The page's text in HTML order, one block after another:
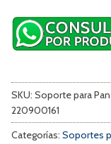
SKU: Soporte para
220900161
Categorías: Soportes